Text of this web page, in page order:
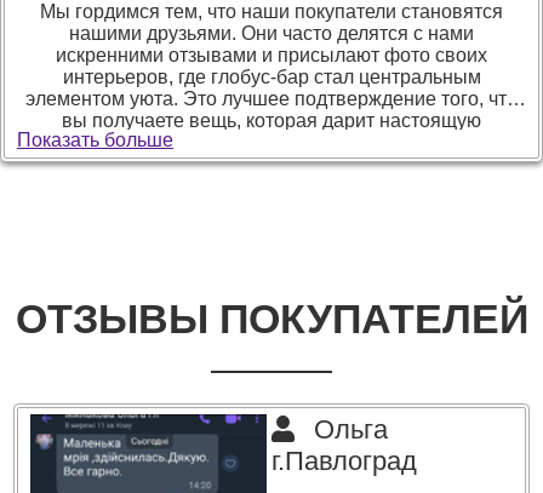
Мы гордимся тем, что наши покупатели становятся
нашими друзьями. Они часто делятся с нами
искренними отзывами и присылают фото своих
интерьеров, где глобус-бар стал центральным
элементом уюта. Это лучшее подтверждение того, что
вы получаете вещь, которая дарит настоящую
эстетическую радость.
Показать больше
ОТЗЫВЫ ПОКУПАТЕЛЕЙ
Ольга
г.Павлоград